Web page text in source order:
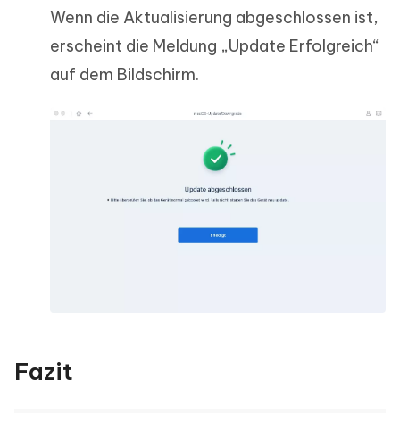
Wenn die Aktualisierung abgeschlossen ist,
erscheint die Meldung „Update Erfolgreich“
auf dem Bildschirm.
Fazit